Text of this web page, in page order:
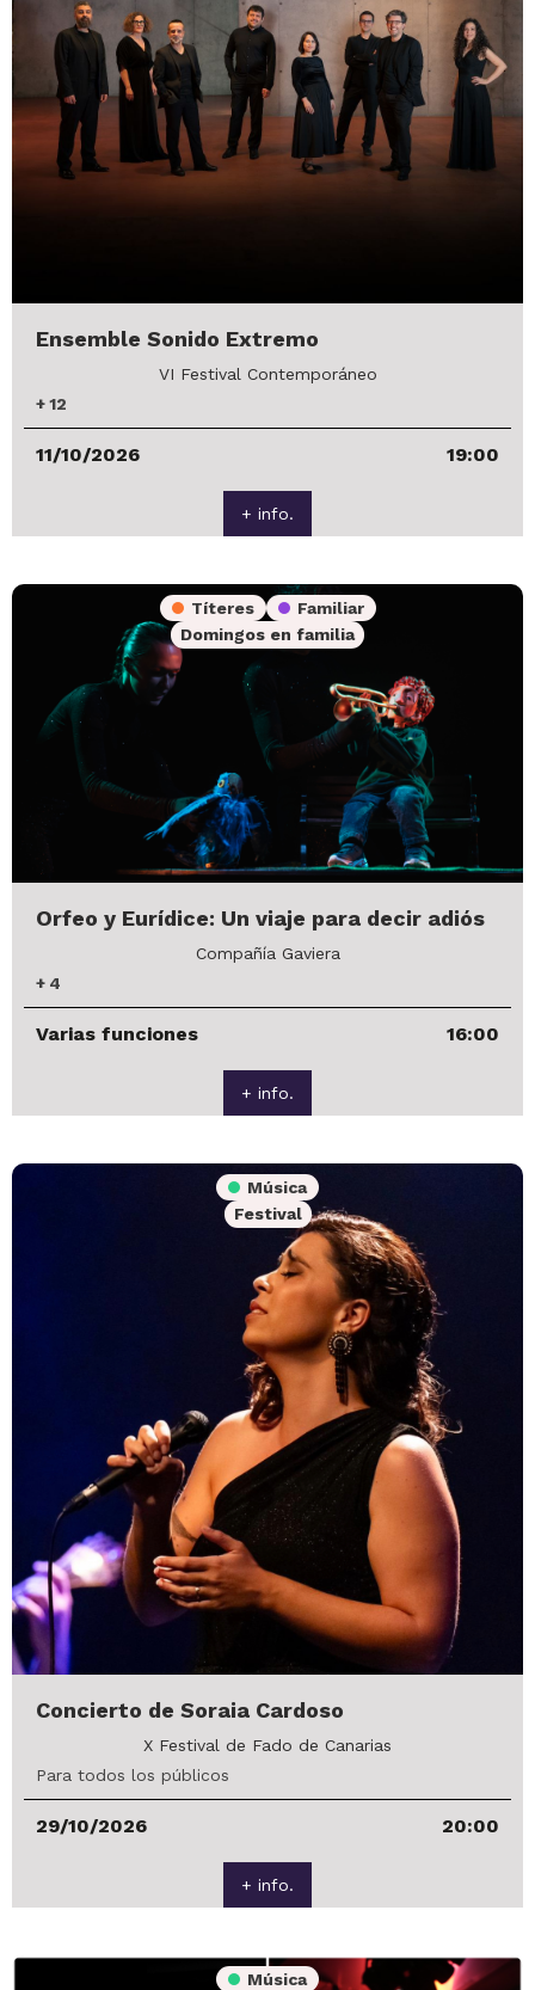
Ensemble Sonido Extremo
VI Festival Contemporáneo
+12
11/10/2026 19:00
+ info.
Títeres
Familiar
Domingos en familia
Orfeo y Eurídice: Un viaje para decir adiós
Compañía Gaviera
+ 4
Varias funciones 16:00
+ info.
Música
Festival
Concierto de Soraia Cardoso
X Festival de Fado de Canarias
Para todos los públicos
29/10/2026 20:00
+ info.
Música